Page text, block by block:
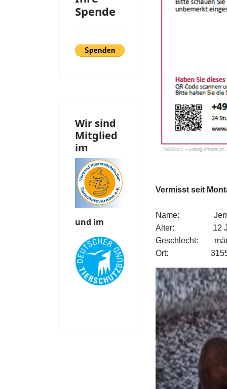
Spende
Wir sind
Mitglied
im
und im
Vermisst seit
Name:
Alter: 12
Geschlecht:
Ort: 31559